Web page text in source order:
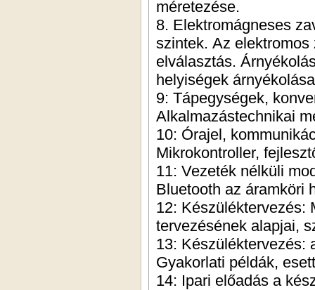
méretezése.
8. Elektromágneses
szintek. Az
elválasztás.
helyiségek
9: Tápegységek,
Alkalmazástechnikai
10: Órajel,
Mikrokontroller,
11: Vezeték nélküli
Bluetooth az áramköri
12: Készüléktervezés:
tervezésének alapjai,
13: Készüléktervezés:
Gyakorlati példák,
14: Ipari előadás a